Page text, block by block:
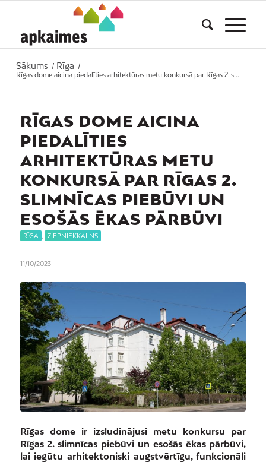
Sākums / Rīga
/
Rīgas dome aicina piedalīties arhitektūras metu konkursā par Rīgas 2. s...
RĪGAS DOME AICINA
PIEDALĪTIES
ARHITEKTŪRAS METU
KONKURSĀ PAR RĪGAS 2.
SLIMNĪCAS PIEBŪVI UN
ESOŠĀS ĒKAS PĀRBŪVI
RĪGA ZIEPNIEKKALNS
11/10/2023
Rīgas dome ir izsludinājusi metu konkursu par
Rīgas 2. slimnīcas piebūvi un esošās ēkas pārbūvi,
lai iegūtu arhitektoniski augstvērtīgu, funkcionāli